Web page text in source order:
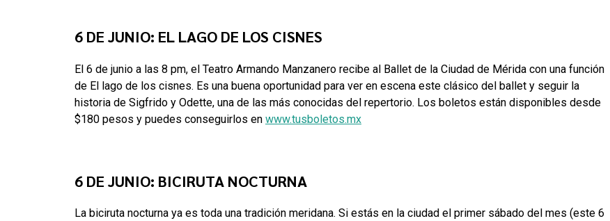
6 DE JUNIO: EL LAGO DE LOS CISNES
El 6 de junio a las 8 pm, el Teatro Armando Manzanero recibe al Ballet de la Ciudad de Mérida con una función
de El lago de los cisnes. Es una buena oportunidad para ver en escena este clásico del ballet y seguir la
historia de Sigfrido y Odette, una de las más conocidas del repertorio. Los boletos están disponibles desde
$180 pesos y puedes conseguirlos en www.tusboletos.mx
6 DE JUNIO: BICIRUTA NOCTURNA
La biciruta nocturna ya es toda una tradición meridana. Si estás en la ciudad el primer sábado del mes (este 6